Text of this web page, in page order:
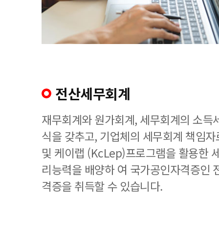
전산세무회계
재무회계와 원가회계, 세무회계의 소득
식을 갖추고, 기업체의 세무회계 책임
및 케이랩 (KcLep)프로그램을 활용한
리능력을 배양하 여 국가공인자격증인
격증을 취득할 수 있습니다.